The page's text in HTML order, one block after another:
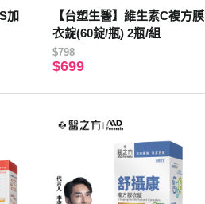
加
【台塑生醫】維生素C複方膜
衣錠(60錠/瓶) 2瓶/組
$798
$699